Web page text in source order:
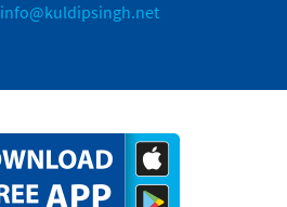
info@kuldipsingh.net